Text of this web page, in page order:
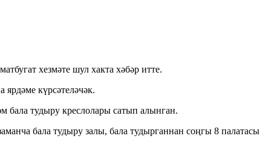
хезмәте шул хакта хәбәр итте.
күрсәтеләчәк.
бала тудыру креслолары сатып алынган.
бала тудыру залы, бала тудырганнан соңгы 8 палатасы